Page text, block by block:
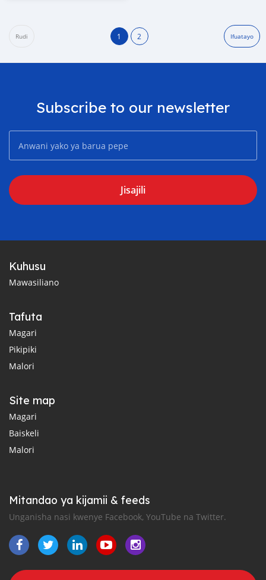
Rudi 1 2 Ifuatayo
Subscribe to our newsletter
Jisajili
Kuhusu
Mawasiliano
Tafuta
Magari
Pikipiki
Malori
Site map
Magari
Baiskeli
Malori
Mitandao ya kijamii & feeds
Unganisha nasi kwenye Facebook, YouTube na Twitter.